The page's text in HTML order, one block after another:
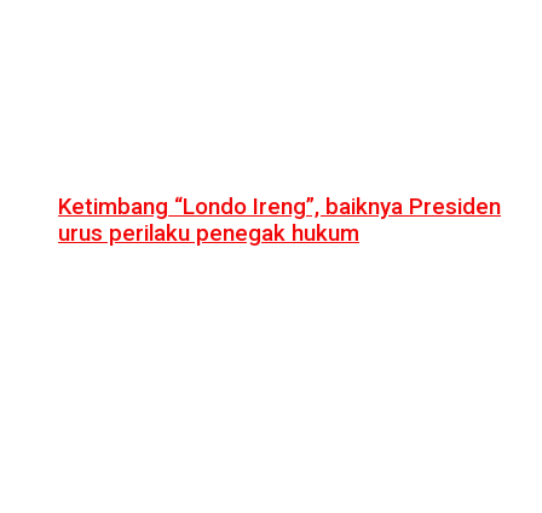
Ketimbang “Londo Ireng”, baiknya Presiden
urus perilaku penegak hukum